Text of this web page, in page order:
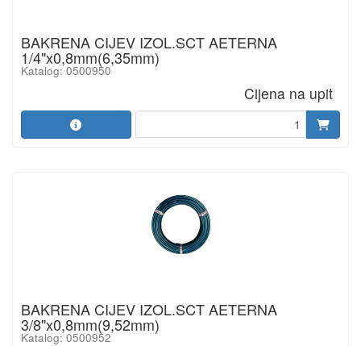
BAKRENA CIJEV IZOL.SCT AETERNA
1/4"x0,8mm(6,35mm)
Katalog: 0500950
Cijena na upit
BAKRENA CIJEV IZOL.SCT AETERNA
3/8"x0,8mm(9,52mm)
Katalog: 0500952